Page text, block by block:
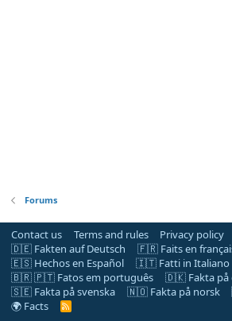
Forums
Contact us Terms and rules Privacy policy
🇩🇪 Fakten auf Deutsch
🇫🇷 Faits en
🇪🇸 Hechos en Español
🇮🇹 Fatti in Italiano
🇧🇷 🇵🇹 Fatos em português
🇩🇰 Fakta på
🇸🇪 Fakta på svenska
🇳🇴 Fakta på norsk
🌍 Facts
R